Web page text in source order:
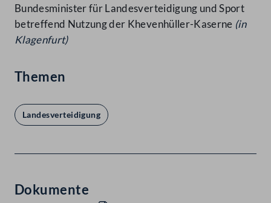
Bundesminister für Landesverteidigung und Sport
betreffend Nutzung der Khevenhüller-Kaserne (in
Klagenfurt)
Themen
Landesverteidigung
Dokumente